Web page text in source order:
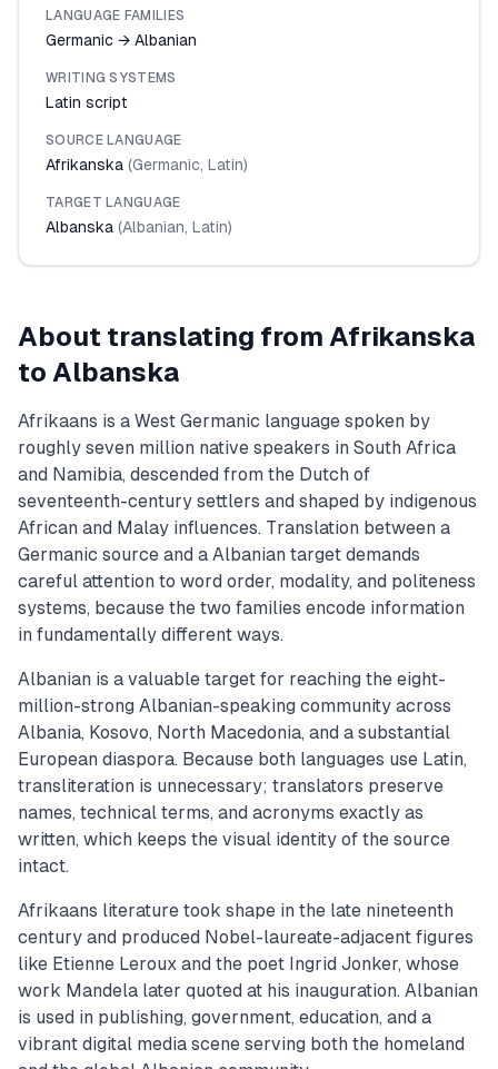
LANGUAGE FAMILIES
Germanic → Albanian
WRITING SYSTEMS
Latin script
SOURCE LANGUAGE
Afrikanska (Germanic, Latin)
TARGET LANGUAGE
Albanska (Albanian, Latin)
About translating from Afrikanska
to Albanska
Afrikaans is a West Germanic language spoken by
roughly seven million native speakers in South Africa
and Namibia, descended from the Dutch of
seventeenth-century settlers and shaped by indigenous
African and Malay influences. Translation between a
Germanic source and a Albanian target demands
careful attention to word order, modality, and politeness
systems, because the two families encode information
in fundamentally different ways.
Albanian is a valuable target for reaching the eight-
million-strong Albanian-speaking community across
Albania, Kosovo, North Macedonia, and a substantial
European diaspora. Because both languages use Latin,
transliteration is unnecessary; translators preserve
names, technical terms, and acronyms exactly as
written, which keeps the visual identity of the source
intact.
Afrikaans literature took shape in the late nineteenth
century and produced Nobel-laureate-adjacent figures
like Etienne Leroux and the poet Ingrid Jonker, whose
work Mandela later quoted at his inauguration. Albanian
is used in publishing, government, education, and a
vibrant digital media scene serving both the homeland